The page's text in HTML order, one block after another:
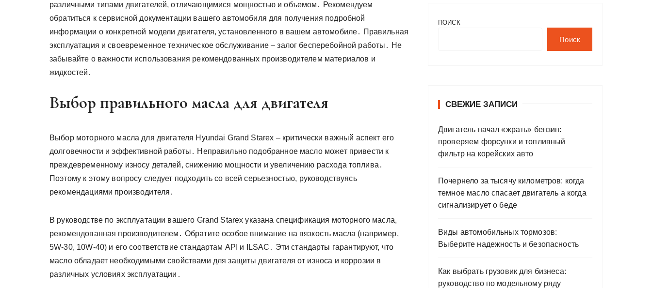
различными типами двигателей, отличающимися мощностью и объемом․ Рекомендуем
обратиться к сервисной документации вашего автомобиля для получения подробной
информации о конкретной модели двигателя, установленного в вашем автомобиле․ Правильная
эксплуатация и своевременное техническое обслуживание – залог бесперебойной работы․ Не
забывайте о важности использования рекомендованных производителем материалов и
жидкостей․
Выбор правильного масла для двигателя
Выбор моторного масла для двигателя Hyundai Grand Starex – критически важный аспект его
долговечности и эффективной работы․ Неправильно подобранное масло может привести к
преждевременному износу деталей, снижению мощности и увеличению расхода топлива․
Поэтому к этому вопросу следует подходить со всей серьезностью, руководствуясь
рекомендациями производителя․
В руководстве по эксплуатации вашего Grand Starex указана спецификация моторного масла,
рекомендованная производителем․ Обратите особое внимание на вязкость масла (например,
5W-30, 10W-40) и его соответствие стандартам API и ILSAC․ Эти стандарты гарантируют, что
масло обладает необходимыми свойствами для защиты двигателя от износа и коррозии в
различных условиях эксплуатации․
ПОИСК
Поиск
СВЕЖИЕ ЗАПИСИ
Двигатель начал «жрать» бензин:
проверяем форсунки и топливный
фильтр на корейских авто
Почернело за тысячу километров: когда
темное масло спасает двигатель а когда
сигнализирует о беде
Виды автомобильных тормозов:
Выберите надежность и безопасность
Как выбрать грузовик для бизнеса:
руководство по модельному ряду